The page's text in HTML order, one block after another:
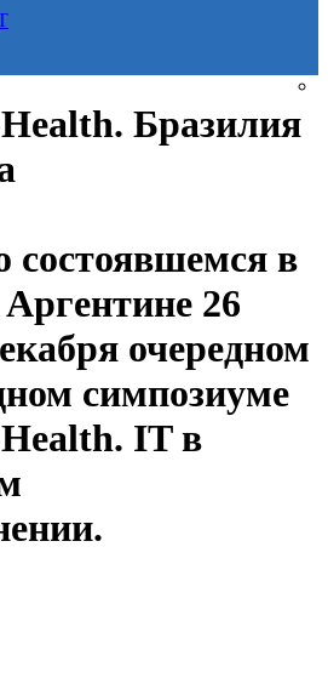
Бразилия
состоявшемся в
26
очередном
симпозиуме
IT в